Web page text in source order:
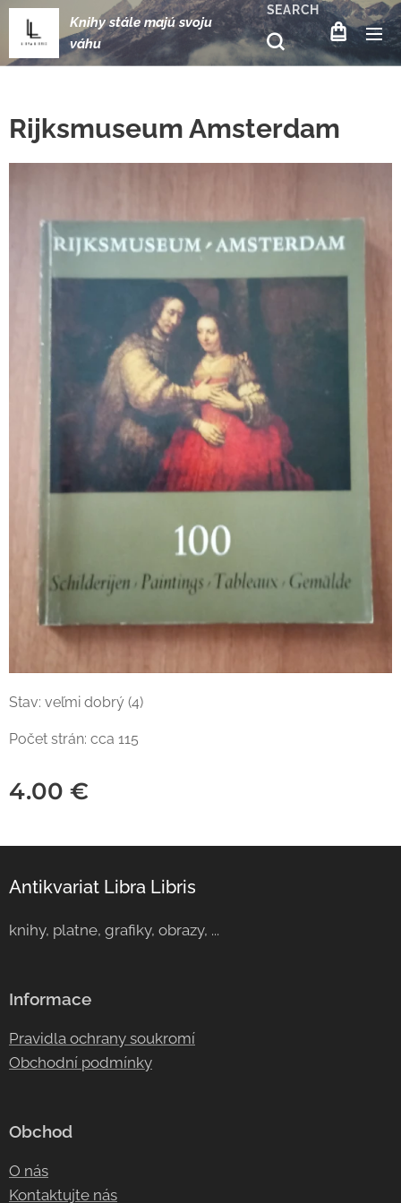
Knihy stále majú svoju
váhu
SEARCH
Rijksmuseum Amsterdam
Stav: veľmi dobrý (4)
Počet strán: cca 115
4.00 €
Antikvariat Libra Libris
knihy, platne, grafiky, obrazy, ...
Informace
Pravidla ochrany soukromí
Obchodní podmínky
Obchod
O nás
Kontaktujte nás